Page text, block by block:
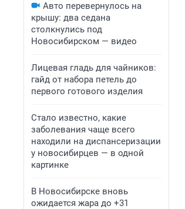
Авто перевернулось на
крышу: два седана
столкнулись под
Новосибирском — видео
Лицевая гладь для чайников:
гайд от набора петель до
первого готового изделия
Стало известно, какие
заболевания чаще всего
находили на диспансеризации
у новосибирцев — в одной
картинке
В Новосибирске вновь
ожидается жара до +31